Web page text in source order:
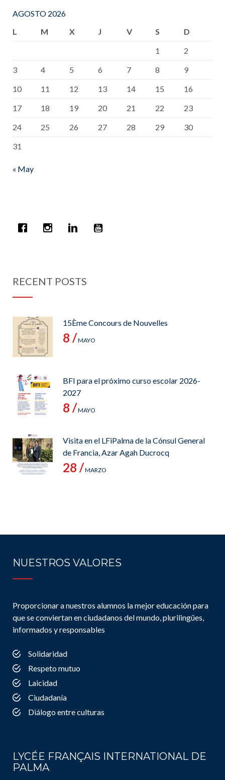
AGOSTO 2026
L
M X J V S
D
1
2
3
4 5 6 7 8
9
10
11 12 13 14 15
16
17
18 19 20 21 22
23
24
25 26 27 28 29
30
31
« May
RECENT POSTS
15Ème Concours de Nouvelles
8 /MAYO
BFI para el próximo curso escolar 2026-
2027
8 /MAYO
Visita en el LFiPalma de la Cónsul General
de Francia, Azar Agah Ducrocq
28 /MARZO
NUESTROS VALORES
Proporcionar a nuestros alumnos la mejor educación para
que se conviertan en ciudadanos del mundo, plurilingües,
informados y responsables
Solidaridad
Respeto mutuo
Laicidad
Ciudadanía
Diálogo entre culturas
LYCÉE FRANÇAIS INTERNATIONAL DE
PALMA